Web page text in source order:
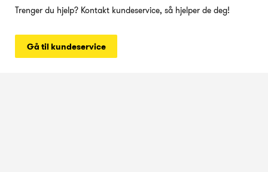
Trenger du hjelp? Kontakt kundeservice, så hjelper de deg!
Gå til kundeservice